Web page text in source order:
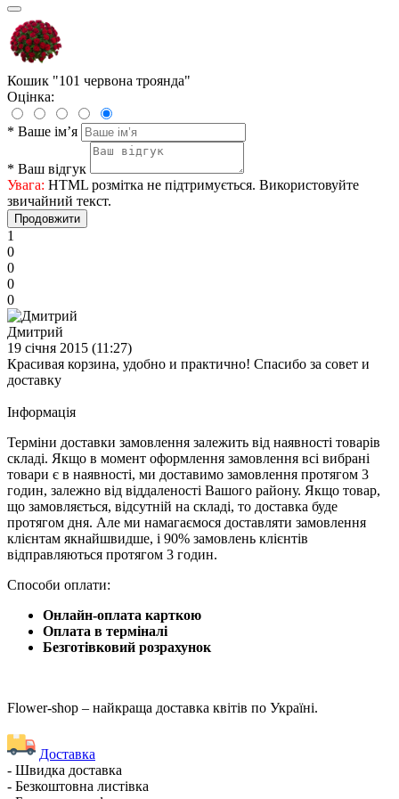
Кошик "101 червона троянда"
Оцінка:
* Ваше ім’я
* Ваш відгук
Увага: HTML розмітка не підтримується. Використовуйте
звичайний текст.
Продовжити
1
0
0
0
0
Дмитрий
19 cічня 2015 (11:27)
Красивая корзина, удобно и практично! Спасибо за совет и
доставку
Iнформація
Терміни доставки замовлення залежить від наявності товарів
складі. Якщо в момент оформлення замовлення всі вибрані
товари є в наявності, ми доставимо замовлення протягом 3
годин, залежно від віддаленості Вашого району. Якщо товар,
що замовляється, відсутній на складі, то доставка буде
протягом дня. Але ми намагаємося доставляти замовлення
клієнтам якнайшвидше, і 90% замовлень клієнтів
відправляються протягом 3 годин.
Способи оплати:
Онлайн-оплата карткою
Оплата в терміналі
Безготівковий розрахунок
Flower-shop – найкраща доставка квітів по Україні.
Доставка
- Швидка доставка
- Безкоштовна листівка